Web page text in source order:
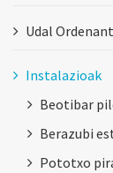
Udal
Instalazioak
Beotibar
Berazubi
Pototxo